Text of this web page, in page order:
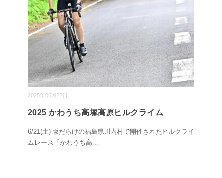
2025年06月22日
2025 かわうち高塚高原ヒルクライム
6/21(土) 坂だらけの福島県川内村で開催されたヒルクライ
ムレース「かわうち高...